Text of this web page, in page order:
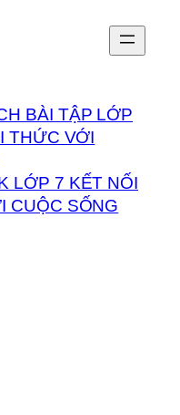
BÀI TẬP LỚP
THỨC VỚI
LỚP 7 KẾT NỐI
CUỘC SỐNG